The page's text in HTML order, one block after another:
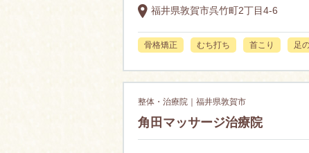
福井県敦賀市呉竹町2丁目4-6
骨格矯正 むち打ち 首こり 足
整体・治療院｜福井県敦賀市
角田マッサージ治療院